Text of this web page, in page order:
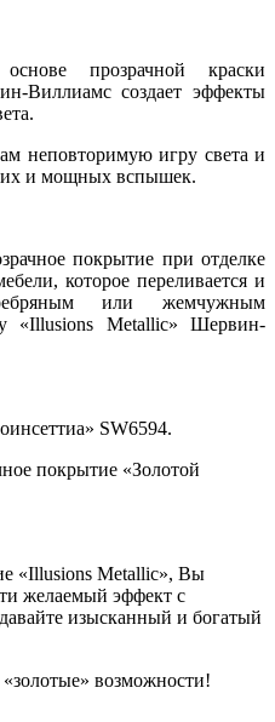
прозрачной краски
Виллиамс создает эффекты
неповторимую игру света и
и мощных вспышек.
покрытие при отделке
которое переливается и
или жемчужным
«Illusions Metallic» Шервин-
SW6594.
покрытие «Золотой
«Illusions Metallic», Вы
желаемый эффект с
изысканный и богатый
возможности!